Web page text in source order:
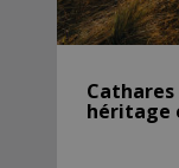
Cathares
héritage